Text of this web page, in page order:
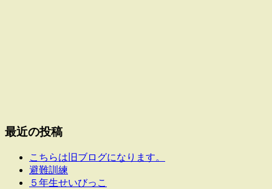
最近の投稿
こちらは旧ブログになります。
避難訓練
５年生せいびっこ